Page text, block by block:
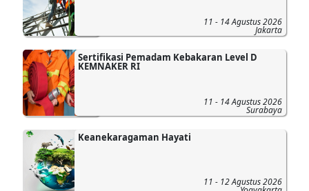
11 - 14 Agustus 2026
Jakarta
Sertifikasi Pemadam Kebakaran Level D
KEMNAKER RI
11 - 14 Agustus 2026
Surabaya
Keanekaragaman Hayati
11 - 12 Agustus 2026